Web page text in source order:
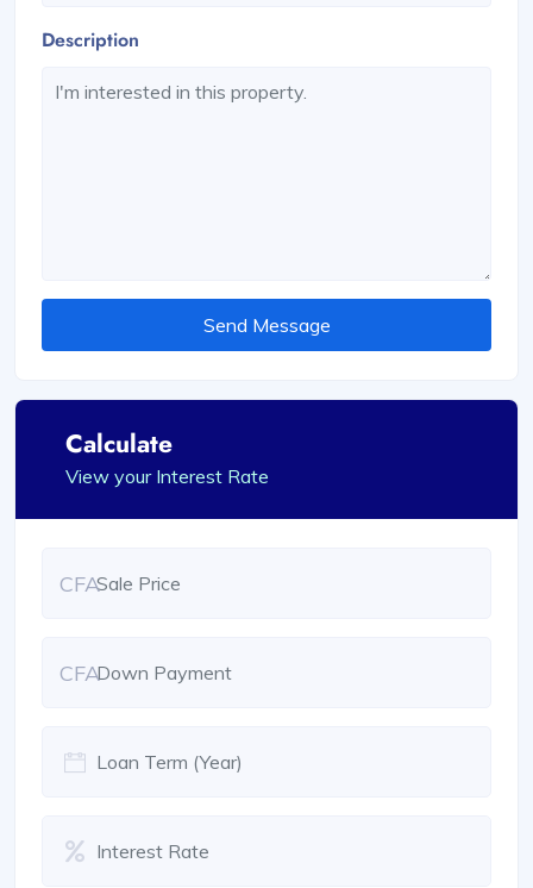
Description
Send Message
Calculate
View your Interest Rate
CFA
CFA